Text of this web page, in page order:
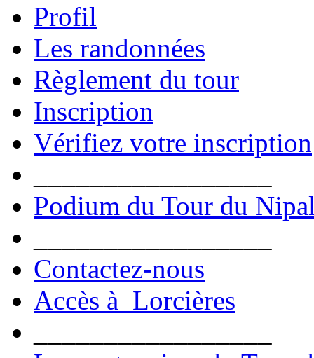
Profil
Les randonnées
Règlement du tour
Inscription
Vérifiez votre inscription
Podium du Tour du
Contactez-nous
Accès à Lorcières